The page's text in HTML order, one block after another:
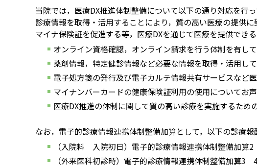
当院では，医療DX推進体制整備について以下の通り対応を行っ
診療情報を取得・活用することにより，質の高い医療の提供に
マイナ保険証を促進する等，医療DXを通じて医療を提供できる
オンライン資格確認，オンライン請求を行う体制を有して
薬剤情報，特定健診情報など必要な情報を取得・活用して
電子処方箋の発行及び電子カルテ情報共有サービスなど
マイナンバーカードの健康保険証利用の使用についてお
医療DX推進の体制に関して質の高い診療を実施するため
なお，電子的診療情報連携体制整備加算として，以下の診療報
（入院料 入院初日）電子的診療情報連携体制整備加算
（外来医科初診時）電子的診療情報連携体制整備加算3